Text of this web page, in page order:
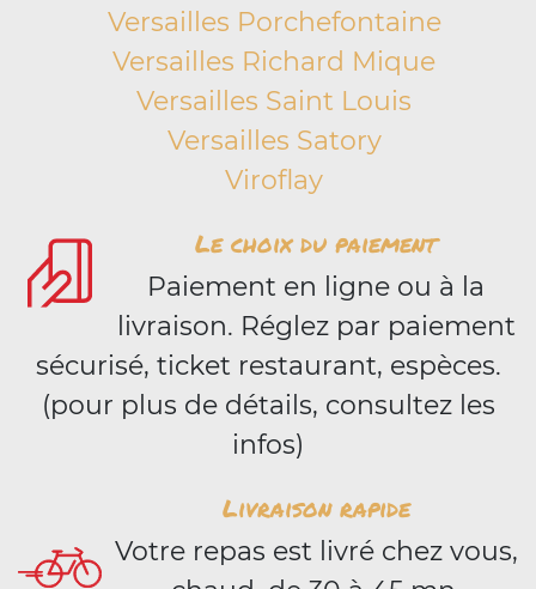
Versailles Porchefontaine
Versailles Richard Mique
Versailles Saint Louis
Versailles Satory
Viroflay
Le choix du paiement
Paiement en ligne ou à la
livraison. Réglez par paiement
sécurisé, ticket restaurant, espèces.
(pour plus de détails, consultez les
infos)
Livraison rapide
Votre repas est livré chez vous,